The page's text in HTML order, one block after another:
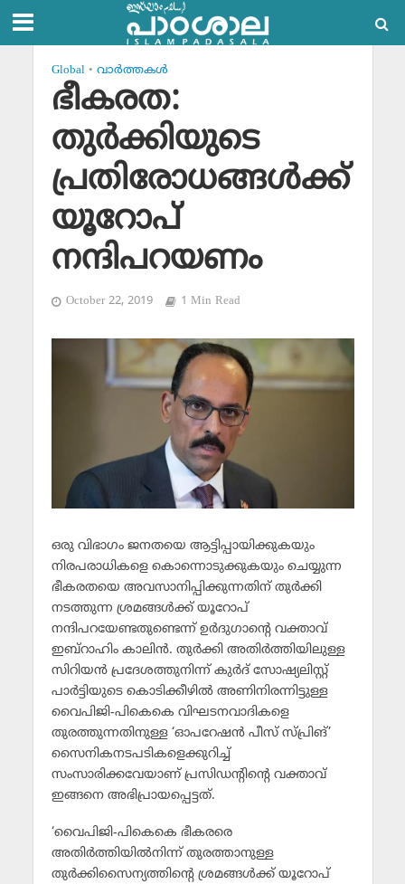
Global • വാര്‍ത്തകള്‍
ഭീകരത:
തുര്‍ക്കിയുടെ
പ്രതിരോധങ്ങള്‍ക്ക്
യൂറോപ്
നന്ദിപറയണം
October 22, 2019 1 Min Read
ഒരു വിഭാഗം ജനതയെ ആട്ടിപ്പായിക്കുകയും
നിരപരാധികളെ കൊന്നൊടുക്കുകയും ചെയ്യുന്ന
ഭീകരതയെ അവസാനിപ്പിക്കുന്നതിന് തുര്‍ക്കി
നടത്തുന്ന ശ്രമങ്ങള്‍ക്ക് യൂറോപ്
നന്ദിപറയേണ്ടതുണ്ടെന്ന് ഉര്‍ദുഗാന്റെ വക്താവ്
ഇബ്‌റാഹിം കാലിന്‍. തുര്‍ക്കി അതിര്‍ത്തിയിലുള്ള
സിറിയന്‍ പ്രദേശത്തുനിന്ന് കുര്‍ദ് സോഷ്യലിസ്റ്റ്
പാര്‍ട്ടിയുടെ കൊടിക്കീഴില്‍ അണിനിരന്നിട്ടുള്ള
വൈപിജി-പികെകെ വിഘടനവാദികളെ
തുരത്തുന്നതിനുള്ള ‘ഓപറേഷന്‍ പീസ് സ്പ്രിങ്’
സൈനികനടപടികളെക്കുറിച്ച്
സംസാരിക്കവേയാണ് പ്രസിഡന്റിന്റെ വക്താവ്
ഇങ്ങനെ അഭിപ്രായപ്പെട്ടത്.
‘വൈപിജി-പികെകെ ഭീകരരെ
അതിര്‍ത്തിയില്‍നിന്ന് തുരത്താനുള്ള
തുര്‍ക്കിസൈന്യത്തിന്റെ ശ്രമങ്ങള്‍ക്ക് യൂറോപ്